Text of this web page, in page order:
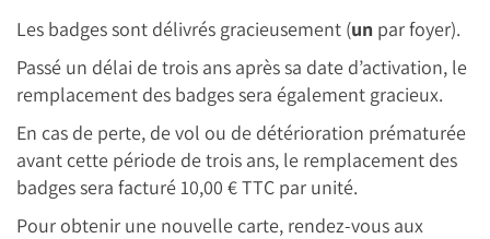
Les badges sont délivrés gracieusement (un par foyer).
Passé un délai de trois ans après sa date d’activation, le
remplacement des badges sera également gracieux.
En cas de perte, de vol ou de détérioration prématurée
avant cette période de trois ans, le remplacement des
badges sera facturé 10,00 € TTC par unité.
Pour obtenir une nouvelle carte, rendez-vous aux